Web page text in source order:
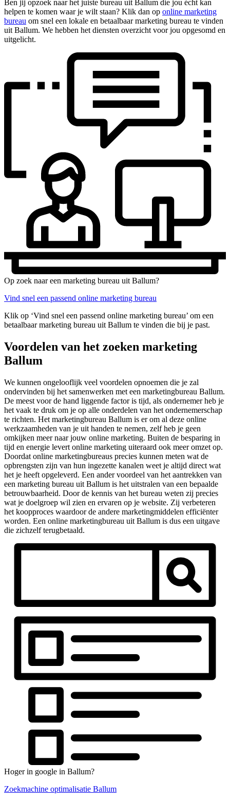
Ben jij opzoek naar het juiste bureau uit Ballum die jou écht kan
helpen te komen waar je wilt staan? Klik dan op online marketing
bureau om snel een lokale en betaalbaar marketing bureau te vinden
uit Ballum. We hebben het diensten overzicht voor jou opgesomd en
uitgelicht.
Op zoek naar een marketing bureau uit Ballum?
Vind snel een passend online marketing bureau
Klik op ‘Vind snel een passend online marketing bureau’ om een
betaalbaar marketing bureau uit Ballum te vinden die bij je past.
Voordelen van het zoeken marketing
Ballum
We kunnen ongelooflijk veel voordelen opnoemen die je zal
ondervinden bij het samenwerken met een marketingbureau Ballum.
De meest voor de hand liggende factor is tijd, als ondernemer heb je
het vaak te druk om je op alle onderdelen van het ondernemerschap
te richten. Het marketingbureau Ballum is er om al deze online
werkzaamheden van je uit handen te nemen, zelf heb je geen
omkijken meer naar jouw online marketing. Buiten de besparing in
tijd en energie levert online marketing uiteraard ook meer omzet op.
Doordat online marketingbureaus precies kunnen meten wat de
opbrengsten zijn van hun ingezette kanalen weet je altijd direct wat
het je heeft opgeleverd. Een ander voordeel van het aantrekken van
een marketing bureau uit Ballum is het uitstralen van een bepaalde
betrouwbaarheid. Door de kennis van het bureau weten zij precies
wat je doelgroep wil zien en ervaren op je website. Zij verbeteren
het koopproces waardoor de andere marketingmiddelen efficiënter
worden. Een online marketingbureau uit Ballum is dus een uitgave
die zichzelf terugbetaald.
Hoger in google in Ballum?
Zoekmachine optimalisatie Ballum